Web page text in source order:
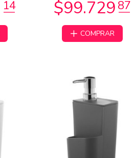
COMPRAR